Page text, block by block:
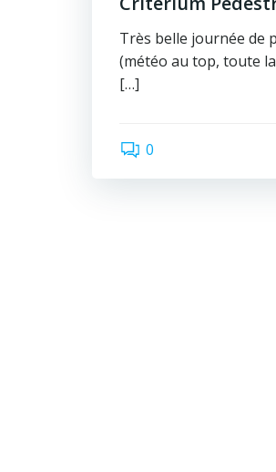
Très belle journée de
(météo au top, toute
[…]
0